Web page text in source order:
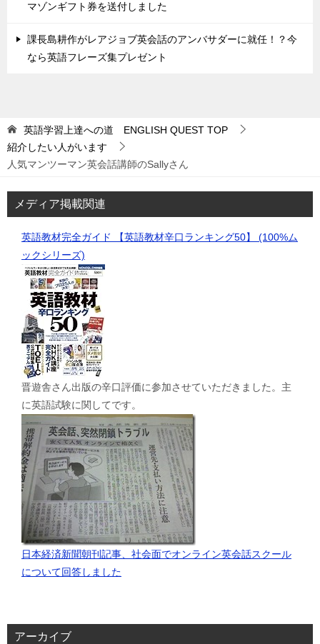
マゾンギフト券を送付しました
課長島耕作がレアジョブ英会話のアンバサダーに就任！？今
なら英語フレーズ集プレゼント
英語学習上達への道 ENGLISH QUEST TOP
紹介したい人がいます
人気マンツーマン英会話講師のSallyさん
メディア掲載関連
英語教材完全ガイド 【英語教材辛口ランキング50】 (100%ム
ックシリーズ)
晋遊舎さん出版の辛口評価に参加させていただきました。主
に英語試験に関してです。
日本経済新聞朝刊記事、社会面でオンライン英会話スクール
について回答しました
アーカイブ